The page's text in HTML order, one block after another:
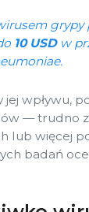
10 USDw
wpływu,
— trudno
lub więcej
badań